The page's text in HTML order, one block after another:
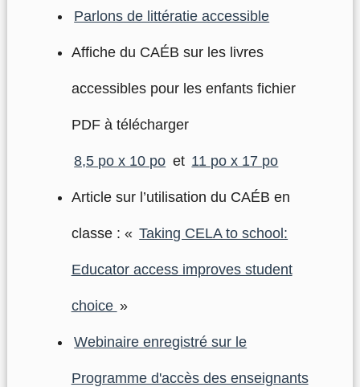
Parlons de littératie accessible
Affiche du CAÉB sur les livres
accessibles pour les enfants fichier
PDF à télécharger
8,5 po x 10 po et 11 po x 17 po
Article sur l’utilisation du CAÉB en
classe : « Taking CELA to school:
Educator access improves student
choice »
Webinaire enregistré sur le
Programme d'accès des enseignants